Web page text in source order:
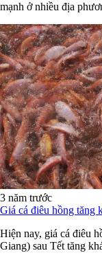
mạnh ở nhiều địa
3 năm trước
Giá cá điêu hồng tăng
Hiện nay, giá cá điêu
Giang) sau Tết tăng